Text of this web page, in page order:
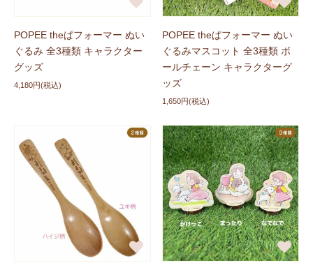
2026/03/26 新商品に追加しました
ハイジグッズに古川紙工デザインのアイテム 「ミニタオ
ル 全3種類」
「フェイスタオル 全2種類」、「バスタ
オル TOKOTOKO柄」
が登場しました！ぜひチェックし
2026/03/26 新商品に追加しました
ハイジグッズに 「fabricアコースター 全5色」、「巾着S
全5種類」が登場しました！ぜひチェックしてください
ね。
2026/03/25 新商品に追加しました
ハイジグッズに食品アイテム「ポテトスティック 塩
POPEE theぱフォーマー ぬい
ぐるみ 全3種類 キャラクター
グッズ
4,180円(税込)
POPEE theぱフォーマー ぬい
ぐるみマスコット 全3種類 ボ
ールチェーン キャラクターグ
ッズ
1,650円(税込)